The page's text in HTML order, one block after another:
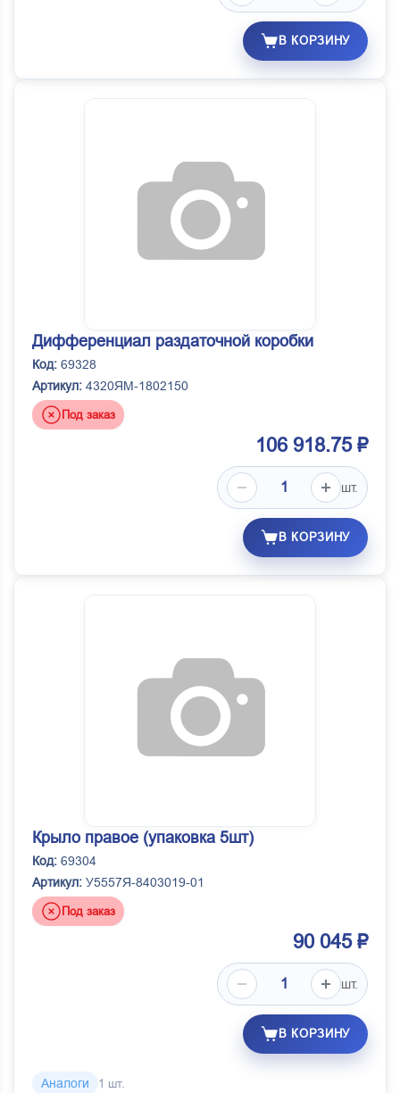
В КОРЗИНУ
Дифференциал раздаточной коробки
Код: 69328
Артикул: 4320ЯМ-1802150
Под заказ
106 918.75 ₽
шт.
В КОРЗИНУ
Крыло правое (упаковка 5шт)
Код: 69304
Артикул: У5557Я-8403019-01
Под заказ
90 045 ₽
шт.
В КОРЗИНУ
Аналоги 1 шт.